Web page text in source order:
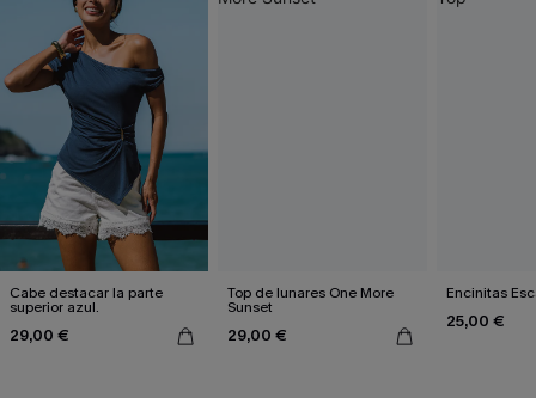
Cabe destacar la parte
superior azul.
29,00 €
Top de lunares One More
Sunset
29,00 €
Encinitas
25,00 €